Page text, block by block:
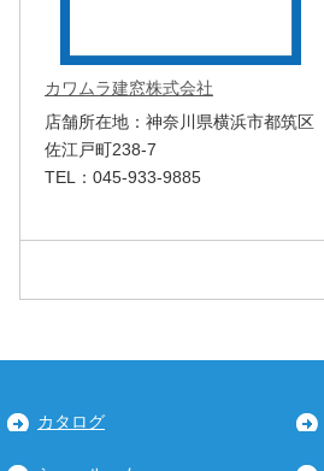
カワムラ建窓株式会社
店舗所在地：神奈川県横浜市都筑区
佐江戸町238-7
TEL：045-933-9885
カタログ